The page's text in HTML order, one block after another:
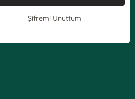
Şifremi Unuttum